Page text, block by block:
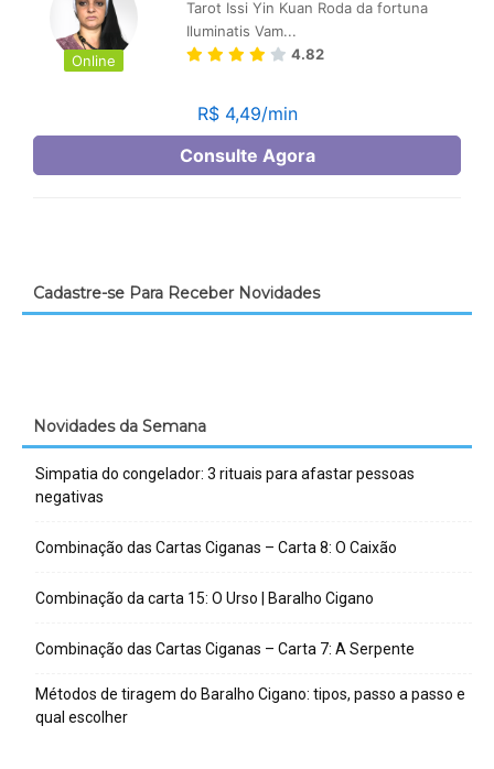
Cadastre-se Para Receber Novidades
Novidades da Semana
Simpatia do congelador: 3 rituais para afastar pessoas
negativas
Combinação das Cartas Ciganas – Carta 8: O Caixão
Combinação da carta 15: O Urso | Baralho Cigano
Combinação das Cartas Ciganas – Carta 7: A Serpente
Métodos de tiragem do Baralho Cigano: tipos, passo a passo e
qual escolher